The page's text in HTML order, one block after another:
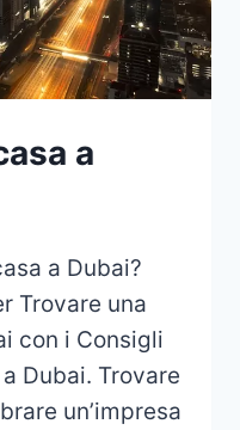
a
a Dubai?
Trovare una
con i Consigli
Dubai. Trovare
un’impresa